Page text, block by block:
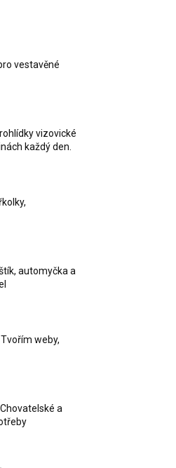
vestavěné
vizovické
každý den.
automyčka a
weby,
a